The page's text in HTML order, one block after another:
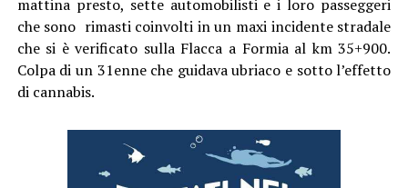
mattina presto, sette automobilisti e i loro passeggeri
che sono rimasti coinvolti in un maxi incidente stradale
che si è verificato sulla Flacca a Formia al km 35+900.
Colpa di un 31enne che guidava ubriaco e sotto l’effetto
di cannabis.